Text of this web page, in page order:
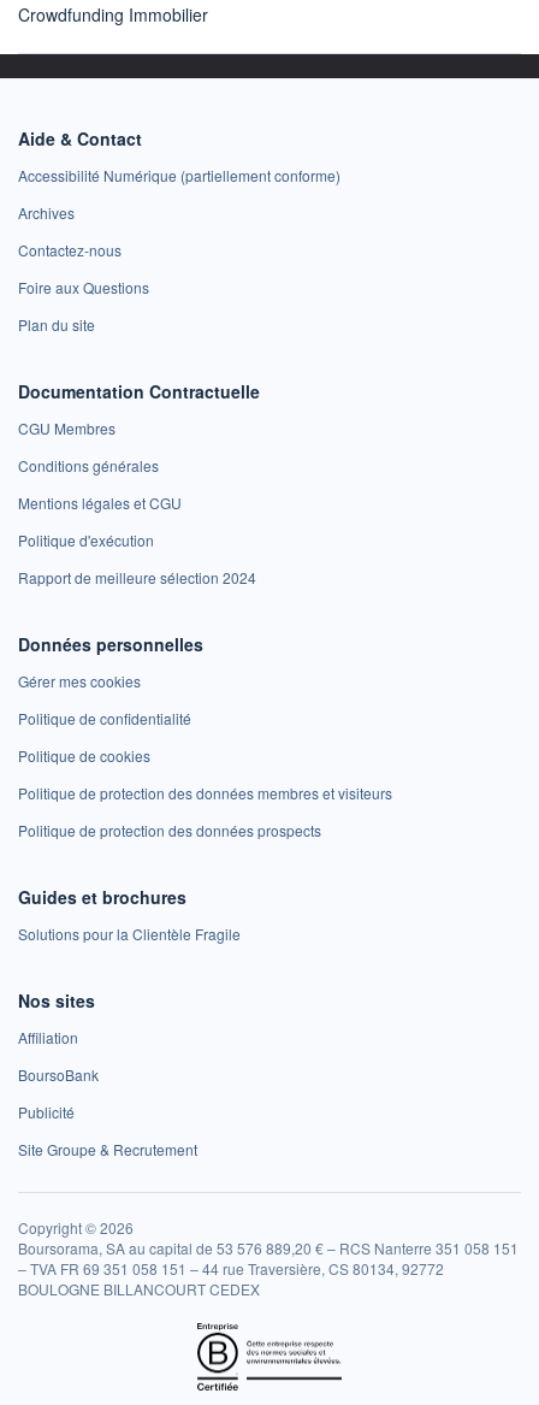
Crowdfunding Immobilier
Aide & Contact
Accessibilité Numérique (partiellement conforme)
Archives
Contactez-nous
Foire aux Questions
Plan du site
Documentation Contractuelle
CGU Membres
Conditions générales
Mentions légales et CGU
Politique d'exécution
Rapport de meilleure sélection 2024
Données personnelles
Gérer mes cookies
Politique de confidentialité
Politique de cookies
Politique de protection des données membres et visiteurs
Politique de protection des données prospects
Guides et brochures
Solutions pour la Clientèle Fragile
Nos sites
Affiliation
BoursoBank
Publicité
Site Groupe & Recrutement
Copyright © 2026
Boursorama, SA au capital de 53 576 889,20 € – RCS Nanterre 351 058 151
– TVA FR 69 351 058 151 – 44 rue Traversière, CS 80134, 92772
BOULOGNE BILLANCOURT CEDEX